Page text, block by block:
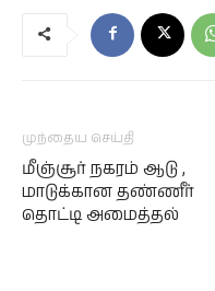
முந்தைய செய்தி
மீஞ்சூர் நகரம் ஆடு ,
மாடுக்கான தண்ணீர்
தொட்டி அமைத்தல்